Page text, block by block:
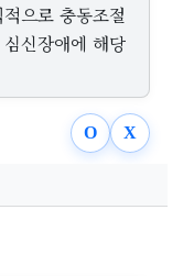
으로 충동조절
신장애에 해당
O X